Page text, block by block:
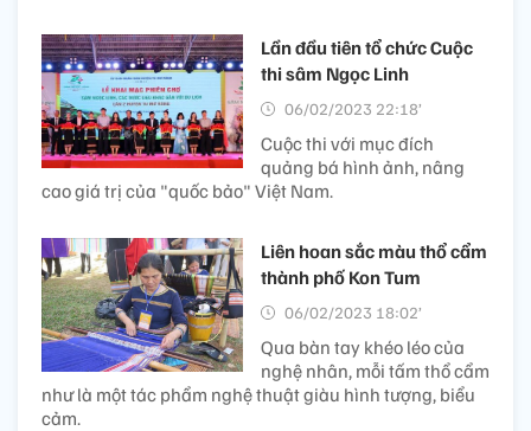
Lần đầu tiên tổ chức Cuộc
thi sâm Ngọc Linh
06/02/2023 22:18’
Cuộc thi với mục đích
quảng bá hình ảnh, nâng
cao giá trị của "quốc bảo" Việt Nam.
Liên hoan sắc màu thổ cẩm
thành phố Kon Tum
06/02/2023 18:02’
Qua bàn tay khéo léo của
nghệ nhân, mỗi tấm thổ cẩm
như là một tác phẩm nghệ thuật giàu hình tượng, biểu
cảm.